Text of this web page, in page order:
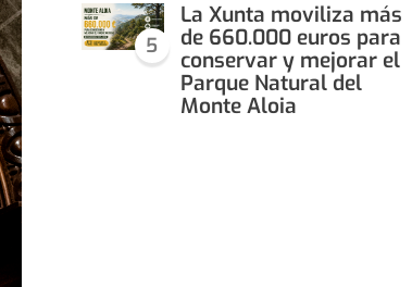
5
La Xunta moviliza más
de 660.000 euros para
conservar y mejorar el
Parque Natural del
Monte Aloia